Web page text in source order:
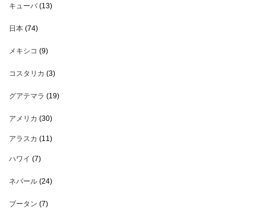
キューバ(13)
日本 (74)
メキシコ (9)
コスタリカ (3)
グアテマラ (19)
アメリカ (30)
アラスカ (11)
ハワイ (7)
ネパール (24)
ブータン (7)